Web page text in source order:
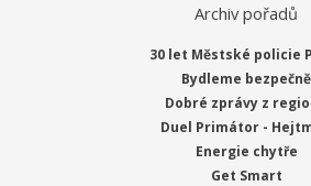
Archiv pořadů
30 let Městské policie
Bydleme bezpečně
Dobré zprávy z
Duel Primátor -
Energie chytře
Get Smart